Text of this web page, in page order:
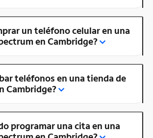
un teléfono celular en una
en Cambridge?
teléfonos en una tienda de
Cambridge?
programar una cita en una